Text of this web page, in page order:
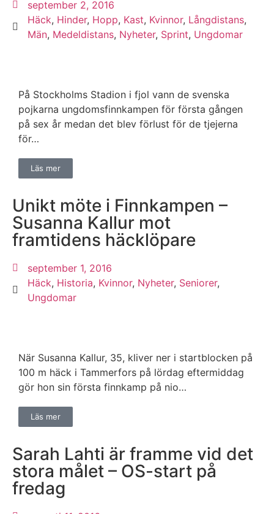
september 2, 2016
Häck, Hinder, Hopp, Kast, Kvinnor, Långdistans,
Män, Medeldistans, Nyheter, Sprint, Ungdomar
På Stockholms Stadion i fjol vann de svenska
pojkarna ungdomsfinnkampen för första gången
på sex år medan det blev förlust för de tjejerna
för…
Läs mer
Unikt möte i Finnkampen –
Susanna Kallur mot
framtidens häcklöpare
september 1, 2016
Häck, Historia, Kvinnor, Nyheter, Seniorer,
Ungdomar
När Susanna Kallur, 35, kliver ner i startblocken på
100 m häck i Tammerfors på lördag eftermiddag
gör hon sin första finnkamp på nio…
Läs mer
Sarah Lahti är framme vid det
stora målet – OS-start på
fredag